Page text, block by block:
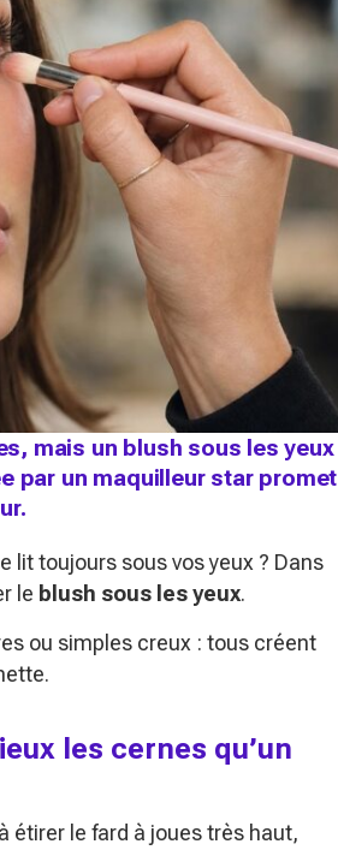
mais un blush sous les yeux
par un maquilleur star promet
lit toujours sous vos yeux ? Dans
le blush sous les yeux.
ou simples creux : tous créent
les cernes qu’un
étirer le fard à joues très haut,